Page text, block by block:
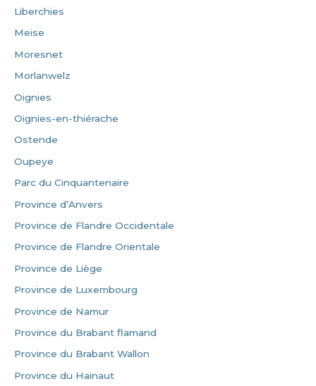
Liberchies
Meise
Moresnet
Morlanwelz
Oignies
Oignies-en-thiérache
Ostende
Oupeye
Parc du Cinquantenaire
Province d’Anvers
Province de Flandre Occidentale
Province de Flandre Orientale
Province de Liège
Province de Luxembourg
Province de Namur
Province du Brabant flamand
Province du Brabant Wallon
Province du Hainaut